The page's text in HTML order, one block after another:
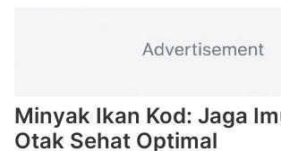
Minyak Ikan Kod: Jaga
Otak Sehat Optimal